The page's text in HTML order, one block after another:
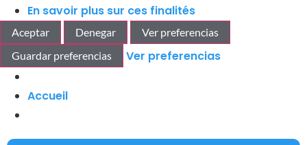
En savoir plus sur ces finalités
Aceptar Denegar
Ver preferencias
Guardar preferencias
Ver preferencias
Accueil